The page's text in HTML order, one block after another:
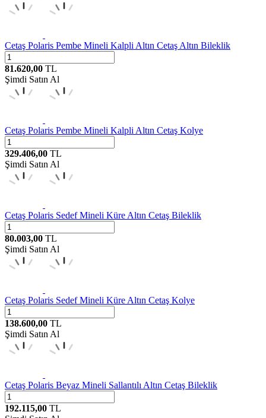
Cetaş Polaris Pembe Mineli Kalpli Altın Cetaş Altın Bileklik
81.620,00 TL
Şimdi Satın Al
Cetaş Polaris Pembe Mineli Kalpli Altın Cetaş Kolye
329.406,00 TL
Şimdi Satın Al
Cetaş Polaris Sedef Mineli Küre Altın Cetaş Bileklik
80.003,00 TL
Şimdi Satın Al
Cetaş Polaris Sedef Mineli Küre Altın Cetaş Kolye
138.600,00 TL
Şimdi Satın Al
Cetaş Polaris Beyaz Mineli Sallantılı Altın Cetaş Bileklik
192.115,00 TL